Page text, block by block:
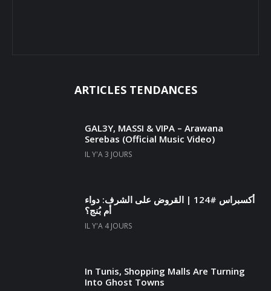
ARTICLES TENDANCES
GAL3Y, MASSI & VIPA – Arawana
Serebas (Official Music Video)
IL Y'A 3 JOURS
أكسبراس #124 | القروض على الشرف: دواء
أم بُنج؟
IL Y'A 4 JOURS
In Tunis, Shopping Malls Are Turning
Into Ghost Towns